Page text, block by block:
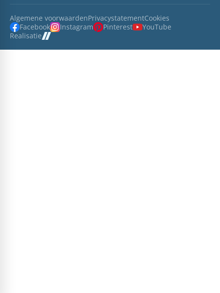
Algemene voorwaardenPrivacystatementCookies
Facebook
Instagram Pinterest
YouTube
Realisatie